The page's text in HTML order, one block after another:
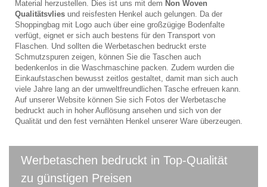
Material herzustellen. Dies ist uns mit dem Non Woven
Qualitätsvlies und reisfesten Henkel auch gelungen. Da der
Shoppingbag mit Logo auch über eine großzügige Bodenfalte
verfügt, eignet er sich auch bestens für den Transport von
Flaschen. Und sollten die Werbetaschen bedruckt erste
Schmutzspuren zeigen, können Sie die Taschen auch
bedenkenlos in die Waschmaschine packen. Zudem wurden die
Einkaufstaschen bewusst zeitlos gestaltet, damit man sich auch
viele Jahre lang an der umweltfreundlichen Tasche erfreuen kann.
Auf unserer Website können Sie sich Fotos der Werbetasche
bedruckt auch in hoher Auflösung ansehen und sich von der
Qualität und den fest vernähten Henkel unserer Ware überzeugen.
Werbetaschen bedruckt in Top-Qualität
zu günstigen Preisen